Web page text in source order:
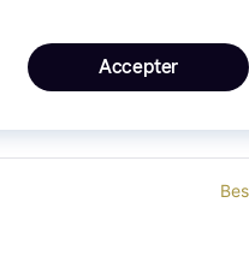
59 kr.
Accepter